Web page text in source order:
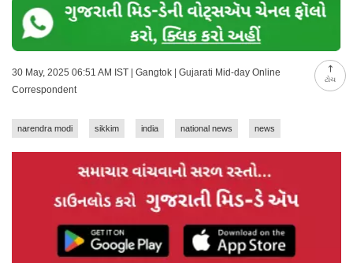
ટોચ
30 May, 2025 06:51 AM IST | Gangtok | Gujarati Mid-day Online
Correspondent
narendra modi sikkim india national news news